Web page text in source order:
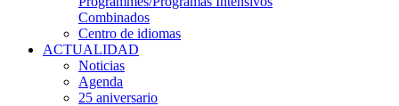
Combinados
Centro de idiomas
ACTUALIDAD
Noticias
Agenda
25 aniversario